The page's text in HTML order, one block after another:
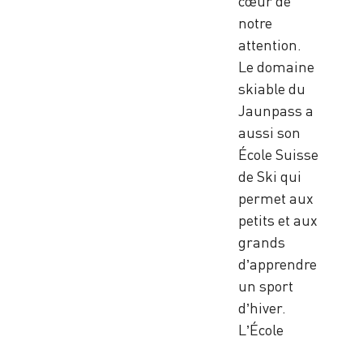
notre
attention.
Le domaine
skiable du
Jaunpass a
aussi son
École Suisse
de Ski qui
permet aux
petits et aux
grands
d’apprendre
un sport
d’hiver.
L’École